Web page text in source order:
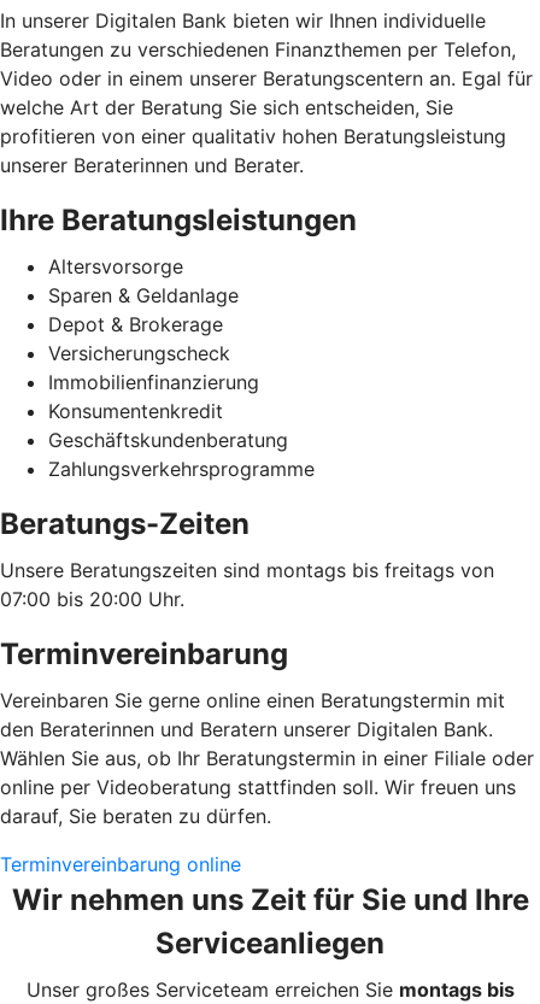
In unserer Digitalen Bank bieten wir Ihnen individuelle
Beratungen zu verschiedenen Finanzthemen per Telefon,
Video oder in einem unserer Beratungscentern an. Egal für
welche Art der Beratung Sie sich entscheiden, Sie
profitieren von einer qualitativ hohen Beratungsleistung
unserer Beraterinnen und Berater.
Ihre Beratungsleistungen
Altersvorsorge
Sparen & Geldanlage
Depot & Brokerage
Versicherungscheck
Immobilienfinanzierung
Konsumentenkredit
Geschäftskundenberatung
Zahlungsverkehrsprogramme
Beratungs-Zeiten
Unsere Beratungszeiten sind montags bis freitags von
07:00 bis 20:00 Uhr.
Terminvereinbarung
Vereinbaren Sie gerne online einen Beratungstermin mit
den Beraterinnen und Beratern unserer Digitalen Bank.
Wählen Sie aus, ob Ihr Beratungstermin in einer Filiale oder
online per Videoberatung stattfinden soll. Wir freuen uns
darauf, Sie beraten zu dürfen.
Terminvereinbarung online
Wir nehmen uns Zeit für Sie und Ihre
Serviceanliegen
Unser großes Serviceteam erreichen Sie montags bis